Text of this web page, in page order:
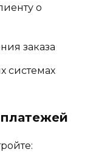
о
заказа
системах